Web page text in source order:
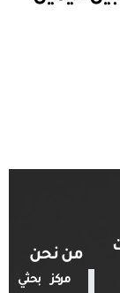
من نحن
مركز بحثي